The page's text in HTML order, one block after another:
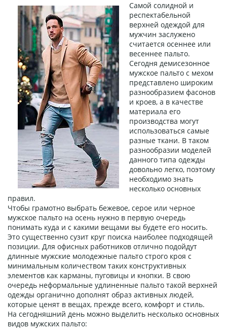
Самой солидной и
респектабельной
верхней одеждой для
мужчин заслужено
считается осеннее или
весеннее пальто.
Сегодня демисезонное
мужское пальто с мехом
представлено широким
разнообразием фасонов
и кроев, а в качестве
материала его
производства могут
использоваться самые
разные ткани. В таком
разнообразии моделей
данного типа одежды
довольно легко, поэтому
необходимо знать
несколько основных
правил.
Чтобы грамотно выбрать бежевое, серое или черное
мужское пальто на осень нужно в первую очередь
понимать куда и с какими вещами вы будете его носить.
Это существенно сузит круг поиска наиболее подходящей
позиции. Для офисных работников отлично подойдут
длинные мужские молодежные пальто строго кроя с
минимальным количеством таких конструктивных
элементов как карманы, пуговицы и кнопки. В свою
очередь неформальные удлиненные пальто такой верхней
одежды органично дополнят образ активных людей,
которые ценят в вещах, прежде всего, комфорт и стиль.
На сегодняшний день можно выделить несколько основных
видов мужских пальто: